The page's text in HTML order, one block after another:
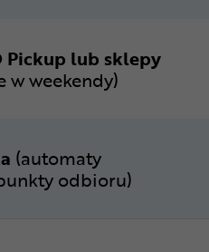
Pickup lub sklepy
w weekendy)
(automaty
odbioru)